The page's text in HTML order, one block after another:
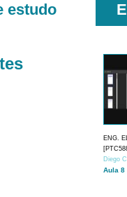
estudo
ENG.
Diego
Aula 8